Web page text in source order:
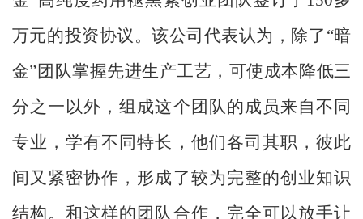
万元的投资协议。该公司代表认为，除了“暗
金”团队掌握先进生产工艺，可使成本降低三
分之一以外，组成这个团队的成员来自不同
专业，学有不同特长，他们各司其职，彼此
间又紧密协作，形成了较为完整的创业知识
结构。和这样的团队合作，完全可以放手让